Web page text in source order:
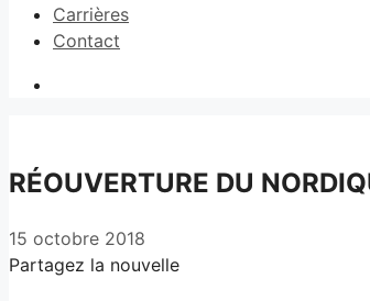
Carrières
Contact
RÉOUVERTURE DU
15 octobre 2018
Partagez la nouvelle